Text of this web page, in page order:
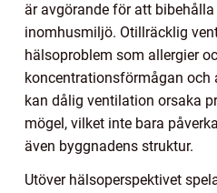
är avgörande för att
inomhusmiljö. Otillräcklig
hälsoproblem som allergier
koncentrationsförmågan och
kan dålig ventilation orsaka
mögel, vilket inte bara
även byggnadens struktur.
Utöver hälsoperspektivet